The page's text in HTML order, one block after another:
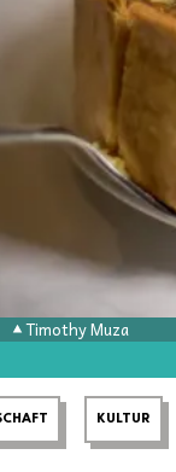
Timothy Muza
KULTUR